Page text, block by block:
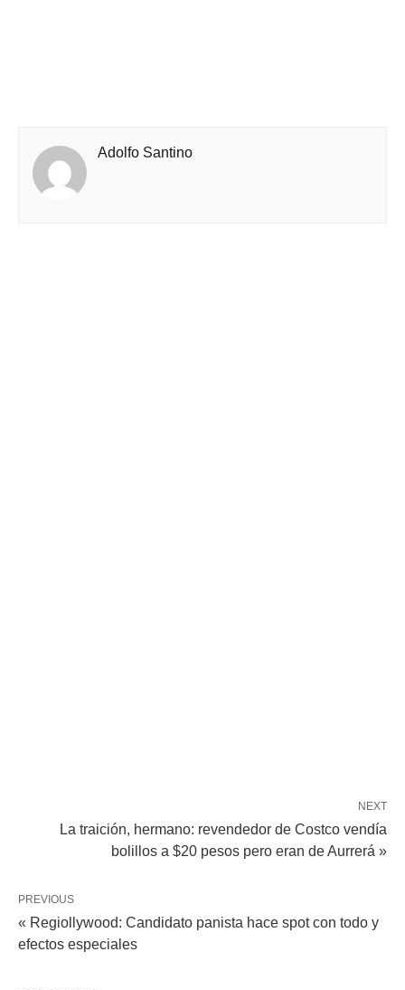
Adolfo Santino
NEXT
La traición, hermano: revendedor de Costco vendía
bolillos a $20 pesos pero eran de Aurrerá »
PREVIOUS
« Regiollywood: Candidato panista hace spot con todo y
efectos especiales